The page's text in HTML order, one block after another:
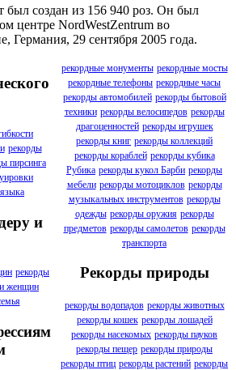
создан из 156 940 роз. Он был
центре NordWestZentrum во
Германия, 29 сентября 2005 года.
рекорды
пирсинга
и
рекорды
женщин
рекордные монументы рекордные мосты
рекордные телефоны рекордные часы
рекорды автомобилей рекорды бытовой
техники рекорды велосипедов рекорды
драгоценностей рекорды игрушек
рекорды книг рекорды коллекций
рекорды кораблей рекорды кубика
Рубика рекорды кукол Барби рекорды
мебели рекорды мотоциклов рекорды
музыкальных инструментов рекорды
одежды рекорды оружия рекорды
предметов рекорды самолетов рекорды
транспорта
Рекорды природы
рекорды водопадов рекорды животных
рекорды кошек рекорды лошадей
рекорды насекомых рекорды пауков
рекорды пещер рекорды природы
рекорды птиц рекорды растений рекорды